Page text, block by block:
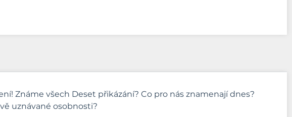
Známe všech Deset přikázání? Co pro nás znamenají dnes?
uznávané osobnosti?